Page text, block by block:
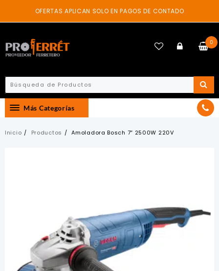
content
OFERTAS APLICAN SOLO EN PAGOS DE CONTADO
0
Más Categorías
Inicio Productos Amoladora Bosch 7″ 2500W 220V